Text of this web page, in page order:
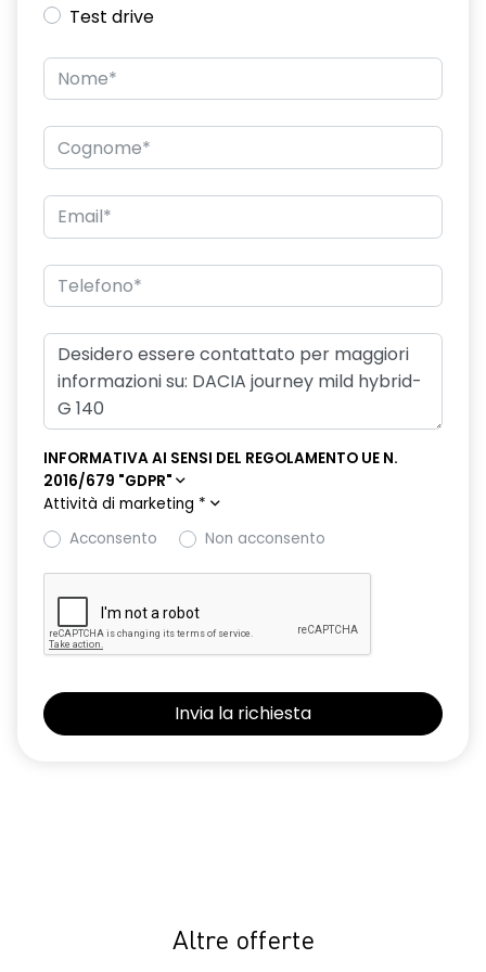
Gestione intelligente dei consumi
HARM08
Keyless entry
Kit gonfiaggio pneumatici
tempo reale + 3D Arkamys®
Panchetta ribaltabile 40/20/40 con funzione Easy Fold
60/40
Pneumatici estivi
Portellone posteriore elettrico
Retrovisori esterni sbrinanti, ripiegabili automaticamente con
pulsante di controllo
Riconoscimento dei segnali stradali con avviso del
superamento del limite di velocità ISA
Sedile conducente con regolazione semi-elettrica e
supporto lombare
Shark antenna
conducente con telecamera
Sistema di controllo della pressione pneumatici
Test drive
INFORMATIVA AI SENSI DEL REGOLAMENTO UE N.
2016/679 "GDPR"
Attività di marketing *
Acconsento
Non acconsento
Altre offerte